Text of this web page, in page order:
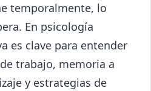
temporalmente, lo
En psicología
es clave para entender
trabajo, memoria a
y estrategias de